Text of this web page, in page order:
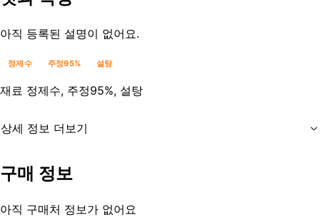
아직 등록된 설명이 없어요.
정제수 주정95% 설탕
재료 정제수, 주정95%, 설탕
상세 정보 더보기
등록일
구매 정보
아직 구매처 정보가 없어요